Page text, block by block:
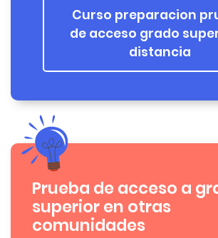
Curso preparacion
de acceso grado
distancia
Prueba de acceso a
superior en otras
comunidades